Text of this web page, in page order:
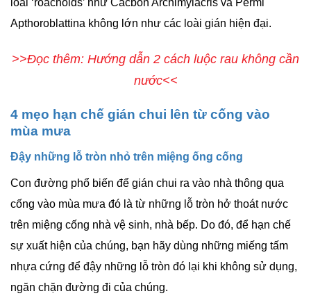
loài ‘roachoids’ như Cacbon Archimylacris và Permi
Apthoroblattina không lớn như các loài gián hiện đại.
>>Đọc thêm: Hướng dẫn 2 cách luộc rau không cần
nước<<
4 mẹo hạn chế gián chui lên từ cống vào
mùa mưa
Đậy những lỗ tròn nhỏ trên miệng ống cống
Con đường phổ biến để gián chui ra vào nhà thông qua
cống vào mùa mưa đó là từ những lỗ tròn hở thoát nước
trên miệng cống nhà vệ sinh, nhà bếp. Do đó, để hạn chế
sự xuất hiện của chúng, bạn hãy dùng những miếng tấm
nhựa cứng để đậy những lỗ tròn đó lại khi không sử dụng,
ngăn chặn đường đi của chúng.